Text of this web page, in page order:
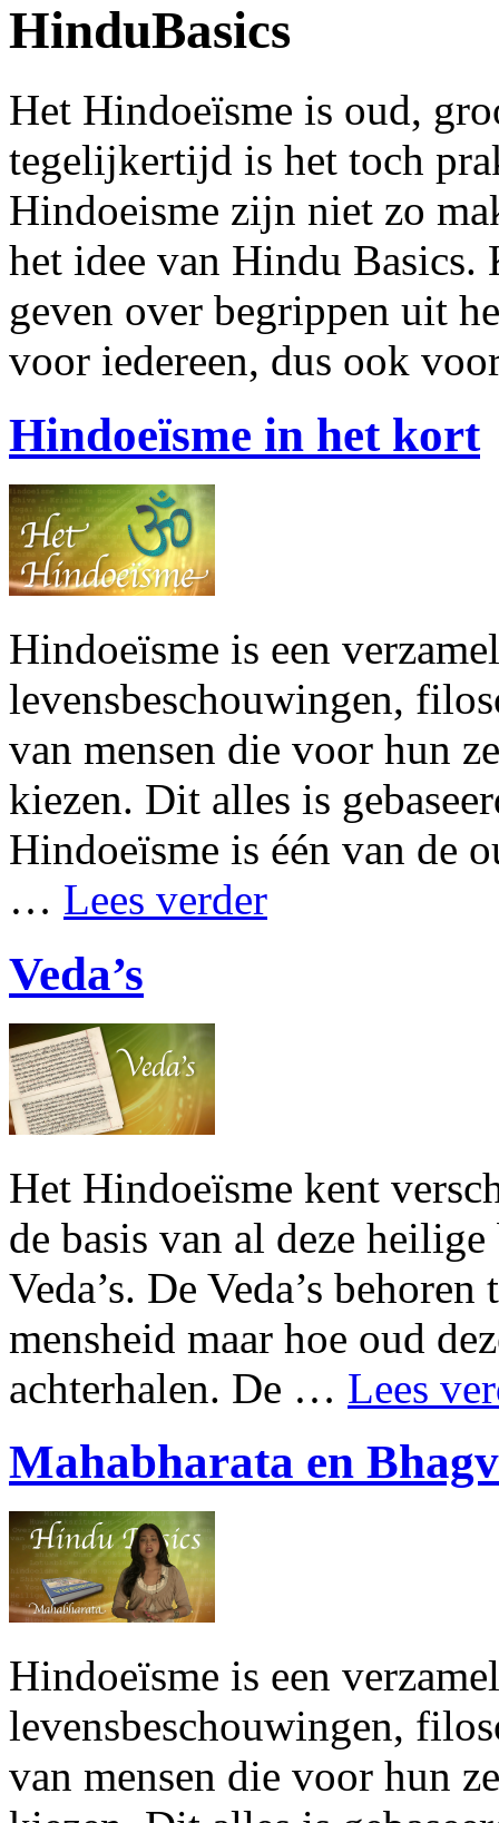
HinduBasics
Het Hindoeïsme is oud,
tegelijkertijd is het toch
Hindoeisme zijn niet zo
het idee van Hindu
geven over begrippen uit
voor iedereen, dus ook
Hindoeïsme in het kort
Hindoeïsme is een
levensbeschouwingen,
van mensen die voor hun
kiezen. Dit alles is
Hindoeïsme is één van de
… Lees verder
Veda’s
Het Hindoeïsme kent
de basis van al deze
Veda’s. De Veda’s
mensheid maar hoe oud
achterhalen. De … Lees
Mahabharata en
Hindoeïsme is een
levensbeschouwingen,
van mensen die voor hun